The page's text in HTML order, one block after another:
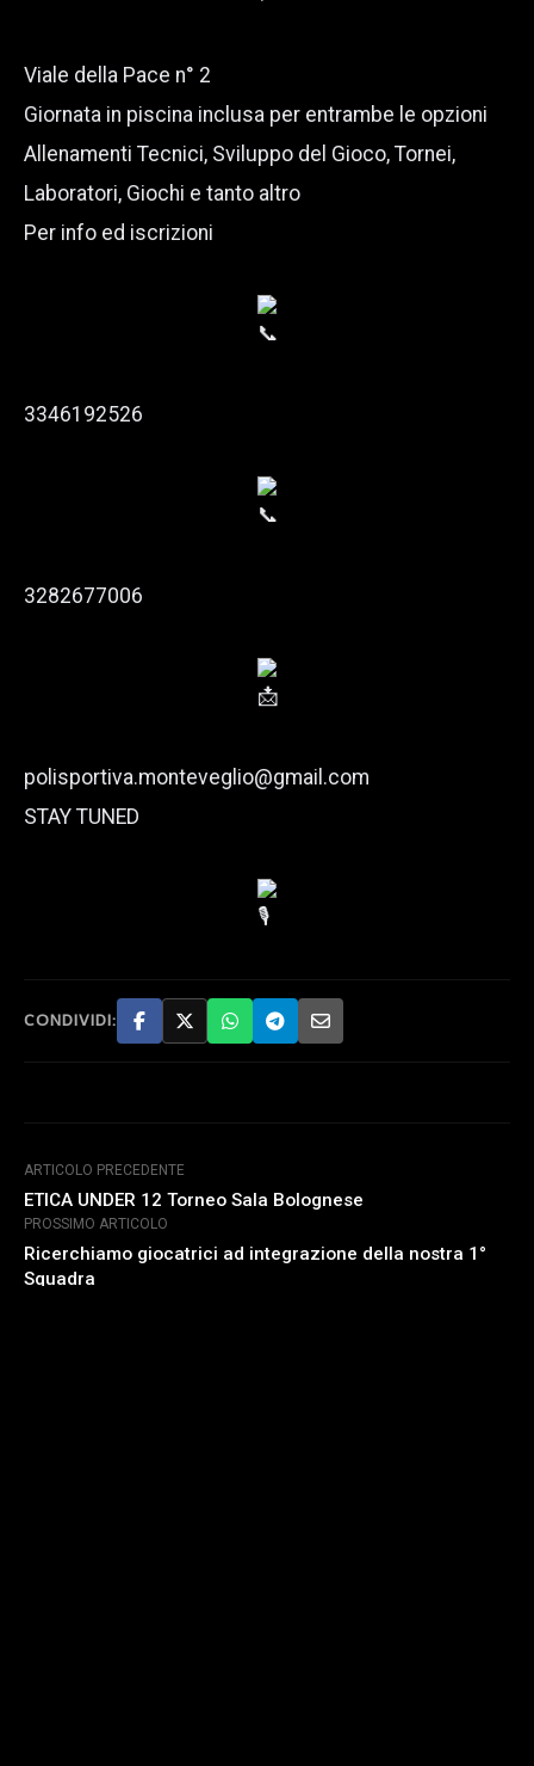
Viale della Pace n° 2
Giornata in piscina inclusa per entrambe le opzioni
Allenamenti Tecnici, Sviluppo del Gioco, Tornei,
Laboratori, Giochi e tanto altro
Per info ed iscrizioni
3346192526
3282677006
polisportiva.monteveglio@gmail.com
STAY TUNED
CONDIVIDI:
ARTICOLO PRECEDENTE
ETICA UNDER 12 Torneo Sala Bolognese
PROSSIMO ARTICOLO
Ricerchiamo giocatrici ad integrazione della nostra 1°
Squadra